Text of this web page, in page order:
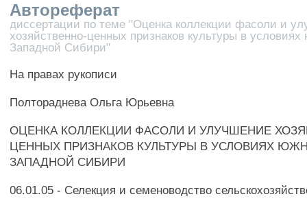
Автореферат
диссертации по теме "Оценка коллекции фасоли и
хозяйственно-ценных признаков культуры в
Западной Сибири"
На правах рукописи
Полтораднева Ольга Юрьевна
ОЦЕНКА КОЛЛЕКЦИИ ФАСОЛИ И УЛУЧШЕНИЕ
ЦЕННЫХ ПРИЗНАКОВ КУЛЬТУРЫ В УСЛОВИЯХ
ЗАПАДНОЙ СИБИРИ
06.01.05 - Селекция и семеноводство